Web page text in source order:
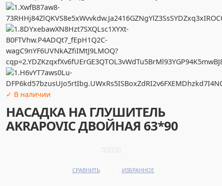
✓ В наличии
НАСАДКА НА ГЛУШИТЕЛЬ
AKRAPOVIC ДВОЙНАЯ 63*90
СРАВНИТЬ ИЗБРАННОЕ